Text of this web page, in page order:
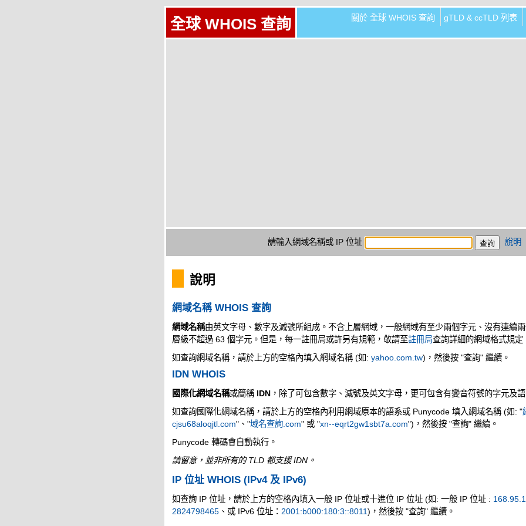
全球 WHOIS 查詢 關於 全球 WHOIS 查詢 gTLD & ccTLD 列表
請輸入網域名稱或 IP 位址 說明
說明
網域名稱 WHOIS 查詢
網域名稱由英文字母、數字及減號所組成。不含上層網域，一般網域有至少兩個字元、沒有連續
層級不超過 63 個字元。但是，每一註冊局或許另有規範，敬請至註冊局查詢詳細的網域格式規定
如查詢網域名稱，請於上方的空格內填入網域名稱 (如: yahoo.com.tw)，然後按 "查詢" 繼續。
IDN WHOIS
國際化網域名稱或簡稱 IDN ，除了可包含數字、減號及英文字母，更可包含有變音符號的字元及語
如查詢國際化網域名稱，請於上方的空格內利用網域原本的語系或 Punycode 填入網域名稱 (如: "
cjsu68aloqjtl.com"、"域名查詢.com" 或 "xn--eqrt2gw1sbt7a.com")，然後按 "查詢" 繼續。
Punycode 轉碼會自動執行。
請留意，並非所有的 TLD 都支援 IDN。
IP 位址 WHOIS (IPv4 及 IPv6)
如查詢 IP 位址，請於上方的空格內填入一般 IP 位址或十進位 IP 位址 (如: 一般 IP 位址 :
2824798465 、或 IPv6 位址： 2001:b000:180:3::8011)，然後按 "查詢" 繼續。